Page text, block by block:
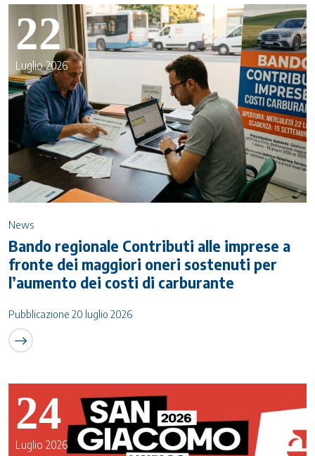
22
Luglio 2026
News
Bando regionale Contributi alle imprese a
fronte dei maggiori oneri sostenuti per
l’aumento dei costi di carburante
Pubblicazione 20 luglio 2026
24
Luglio 2026